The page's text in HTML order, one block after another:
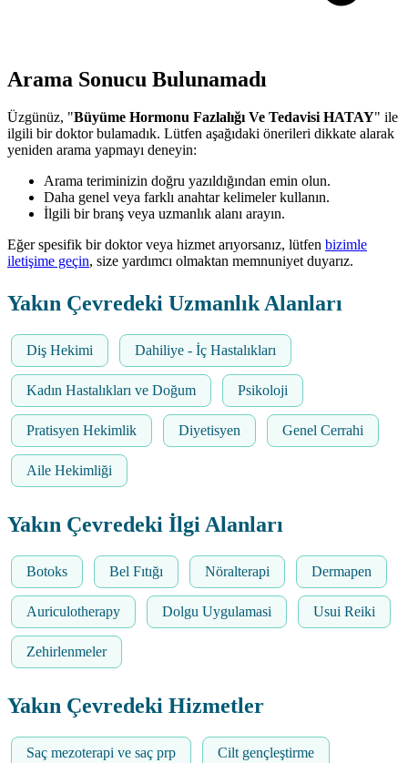
Arama Sonucu Bulunamadı
Üzgünüz, "Büyüme Hormonu Fazlalığı Ve Tedavisi HATAY" ile
ilgili bir doktor bulamadık. Lütfen aşağıdaki önerileri dikkate alarak
yeniden arama yapmayı deneyin:
Arama teriminizin doğru yazıldığından emin olun.
Daha genel veya farklı anahtar kelimeler kullanın.
İlgili bir branş veya uzmanlık alanı arayın.
Eğer spesifik bir doktor veya hizmet arıyorsanız, lütfen bizimle
iletişime geçin, size yardımcı olmaktan memnuniyet duyarız.
Yakın Çevredeki Uzmanlık Alanları
Diş Hekimi Dahiliye - İç Hastalıkları
Kadın Hastalıkları ve Doğum Psikoloji
Pratisyen Hekimlik Diyetisyen Genel Cerrahi
Aile Hekimliği
Yakın Çevredeki İlgi Alanları
Botoks Bel Fıtığı Nöralterapi Dermapen
Auriculotherapy Dolgu Uygulamasi Usui Reiki
Zehirlenmeler
Yakın Çevredeki Hizmetler
Saç mezoterapi ve saç prp Cilt gençleştirme